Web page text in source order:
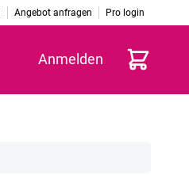
Angebot anfragen Pro login
Anmelden Warenkorb